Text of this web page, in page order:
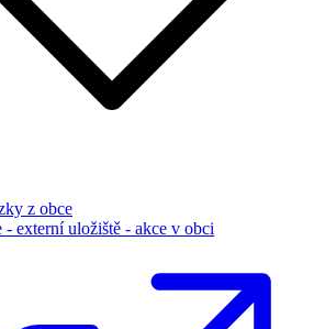
z obce
- externí uložiště - akce v obci